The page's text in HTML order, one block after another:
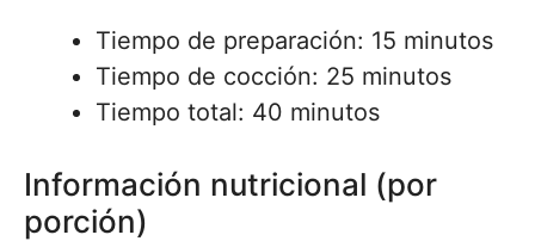
Tiempo de preparación: 15 minutos
Tiempo de cocción: 25 minutos
Tiempo total: 40 minutos
Información nutricional (por
porción)